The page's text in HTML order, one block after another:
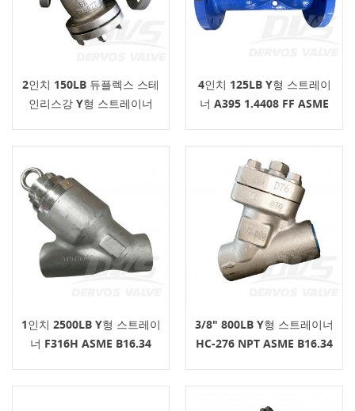
2인치 150LB 듀플렉스 스테
인리스강 Y형 스트레이너
4인치 125LB Y형 스트레이
너 A395 1.4408 FF ASME
1인치 2500LB Y형 스트레이
너 F316H ASME B16.34
3/8" 800LB Y형 스트레이너
HC-276 NPT ASME B16.34